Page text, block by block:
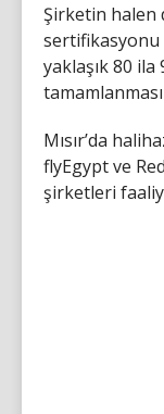
Şirketin halen
yaklaşık 80
Mısır’da
flyEgypt ve
şirketleri